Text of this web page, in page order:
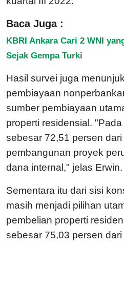
Baca Juga :
KBRI Ankara Cari 2 WNI
Sejak Gempa Turki
Hasil survei juga
pembiayaan
sumber pembiayaan
properti residensial.
sebesar 72,51 persen
pembangunan proyek
dana internal," jelas Erwin.
Sementara itu dari sisi
masih menjadi pilihan
pembelian properti
sebesar 75,03 persen